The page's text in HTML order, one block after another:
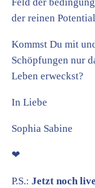
der reinen
Kommst Du mit
Schöpfungen nur
Leben erweckst?
In Liebe
Sophia Sabine
❤
P.S.:Jetzt noch